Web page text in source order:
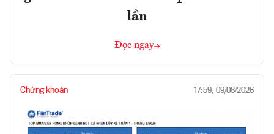
lần
Đọc ngay
Chứng khoán 17:59, 09/08/2026